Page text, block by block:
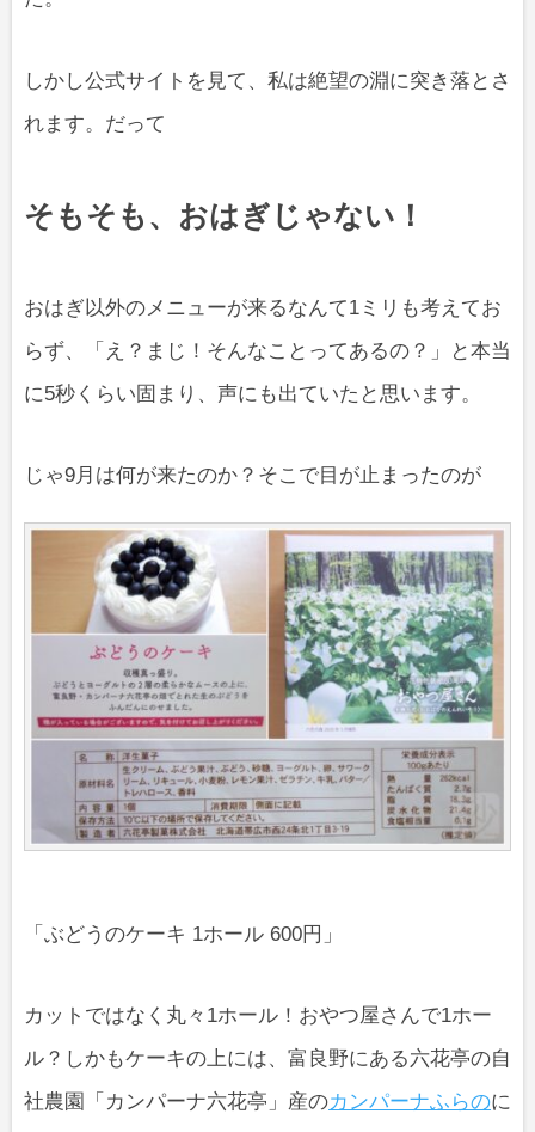
しかし公式サイトを見て、私は絶望の淵に突き落とさ
れます。だって
そもそも、おはぎじゃない！
おはぎ以外のメニューが来るなんて1ミリも考えてお
らず、「え？まじ！そんなことってあるの？」と本当
に5秒くらい固まり、声にも出ていたと思います。
じゃ9月は何が来たのか？そこで目が止まったのが
「ぶどうのケーキ 1ホール 600円」
カットではなく丸々1ホール！おやつ屋さんで1ホー
ル？しかもケーキの上には、富良野にある六花亭の自
社農園「カンパーナ六花亭」産のカンパーナふらのに